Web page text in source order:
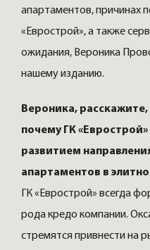
апартаментов, причинах
«Еврострой», а также
ожидания, Вероника
нашему изданию.
Вероника,
почему ГК
развитием
апартаментов в
ГК «Еврострой» всегда
рода кредо компании.
стремятся привнести на